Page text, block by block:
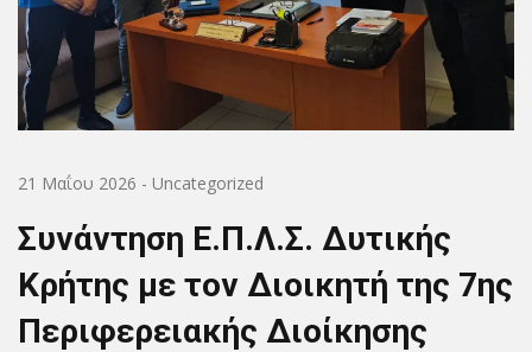
21 Μαΐου 2026 - Uncategorized
Συνάντηση Ε.Π.Λ.Σ. Δυτικής
Κρήτης με τον Διοικητή της 7ης
Περιφερειακής Διοίκησης